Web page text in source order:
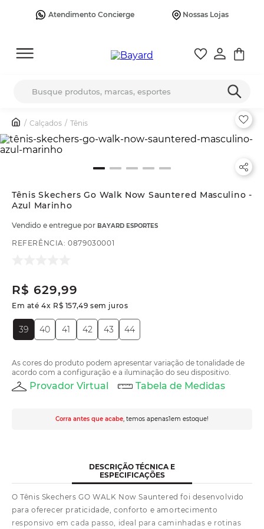
Atendimento Concierge Nossas Lojas
Calçados Tênis
Tênis Skechers Go Walk Now Sauntered Masculino -
Azul Marinho
Vendido e entregue por BAYARD ESPORTES
REFERÊNCIA:0879030001
R$ 629,99
Em até4x R$ 157,49 sem juros
39 40 41 42 43 44
As cores do produto podem apresentar variação de tonalidade de
acordo com a configuração e a iluminação do seu dispositivo.
Provador Virtual Tabela de Medidas
Corra antes que acabe , temos apenas1em estoque!
DESCRIÇÃO TÉCNICA E
ESPECIFICAÇÕES
O Tênis Skechers GO WALK Now Sauntered foi desenvolvido
para oferecer praticidade, conforto e amortecimento
responsivo em cada passo, ideal para caminhadas e rotinas